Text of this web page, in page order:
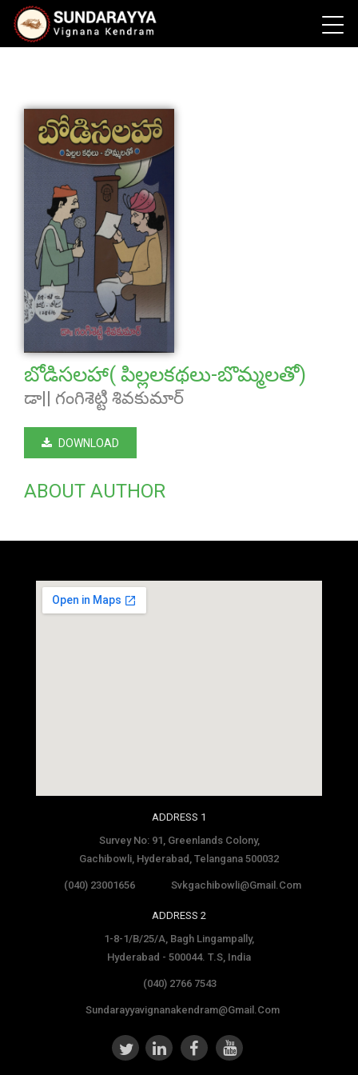
బోడిసలహా( పిల్లలకథలు-బొమ్మలతో)
డా|| గంగిశెట్టి శివకుమార్
DOWNLOAD
ABOUT AUTHOR
ADDRESS 1
Survey No: 91, Greenlands Colony,
Gachibowli, Hyderabad, Telangana 500032
(040) 23001656 Svkgachibowli@gmail.com
ADDRESS 2
1-8-1/B/25/A, Bagh Lingampally,
Hyderabad - 500044. T.S, India
(040) 2766 7543
Sundarayyavignanakendram@gmail.com